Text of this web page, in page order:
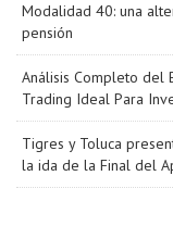
Modalidad 40: una
pensión
Análisis Completo del
Trading Ideal Para
Tigres y Toluca
la ida de la Final del